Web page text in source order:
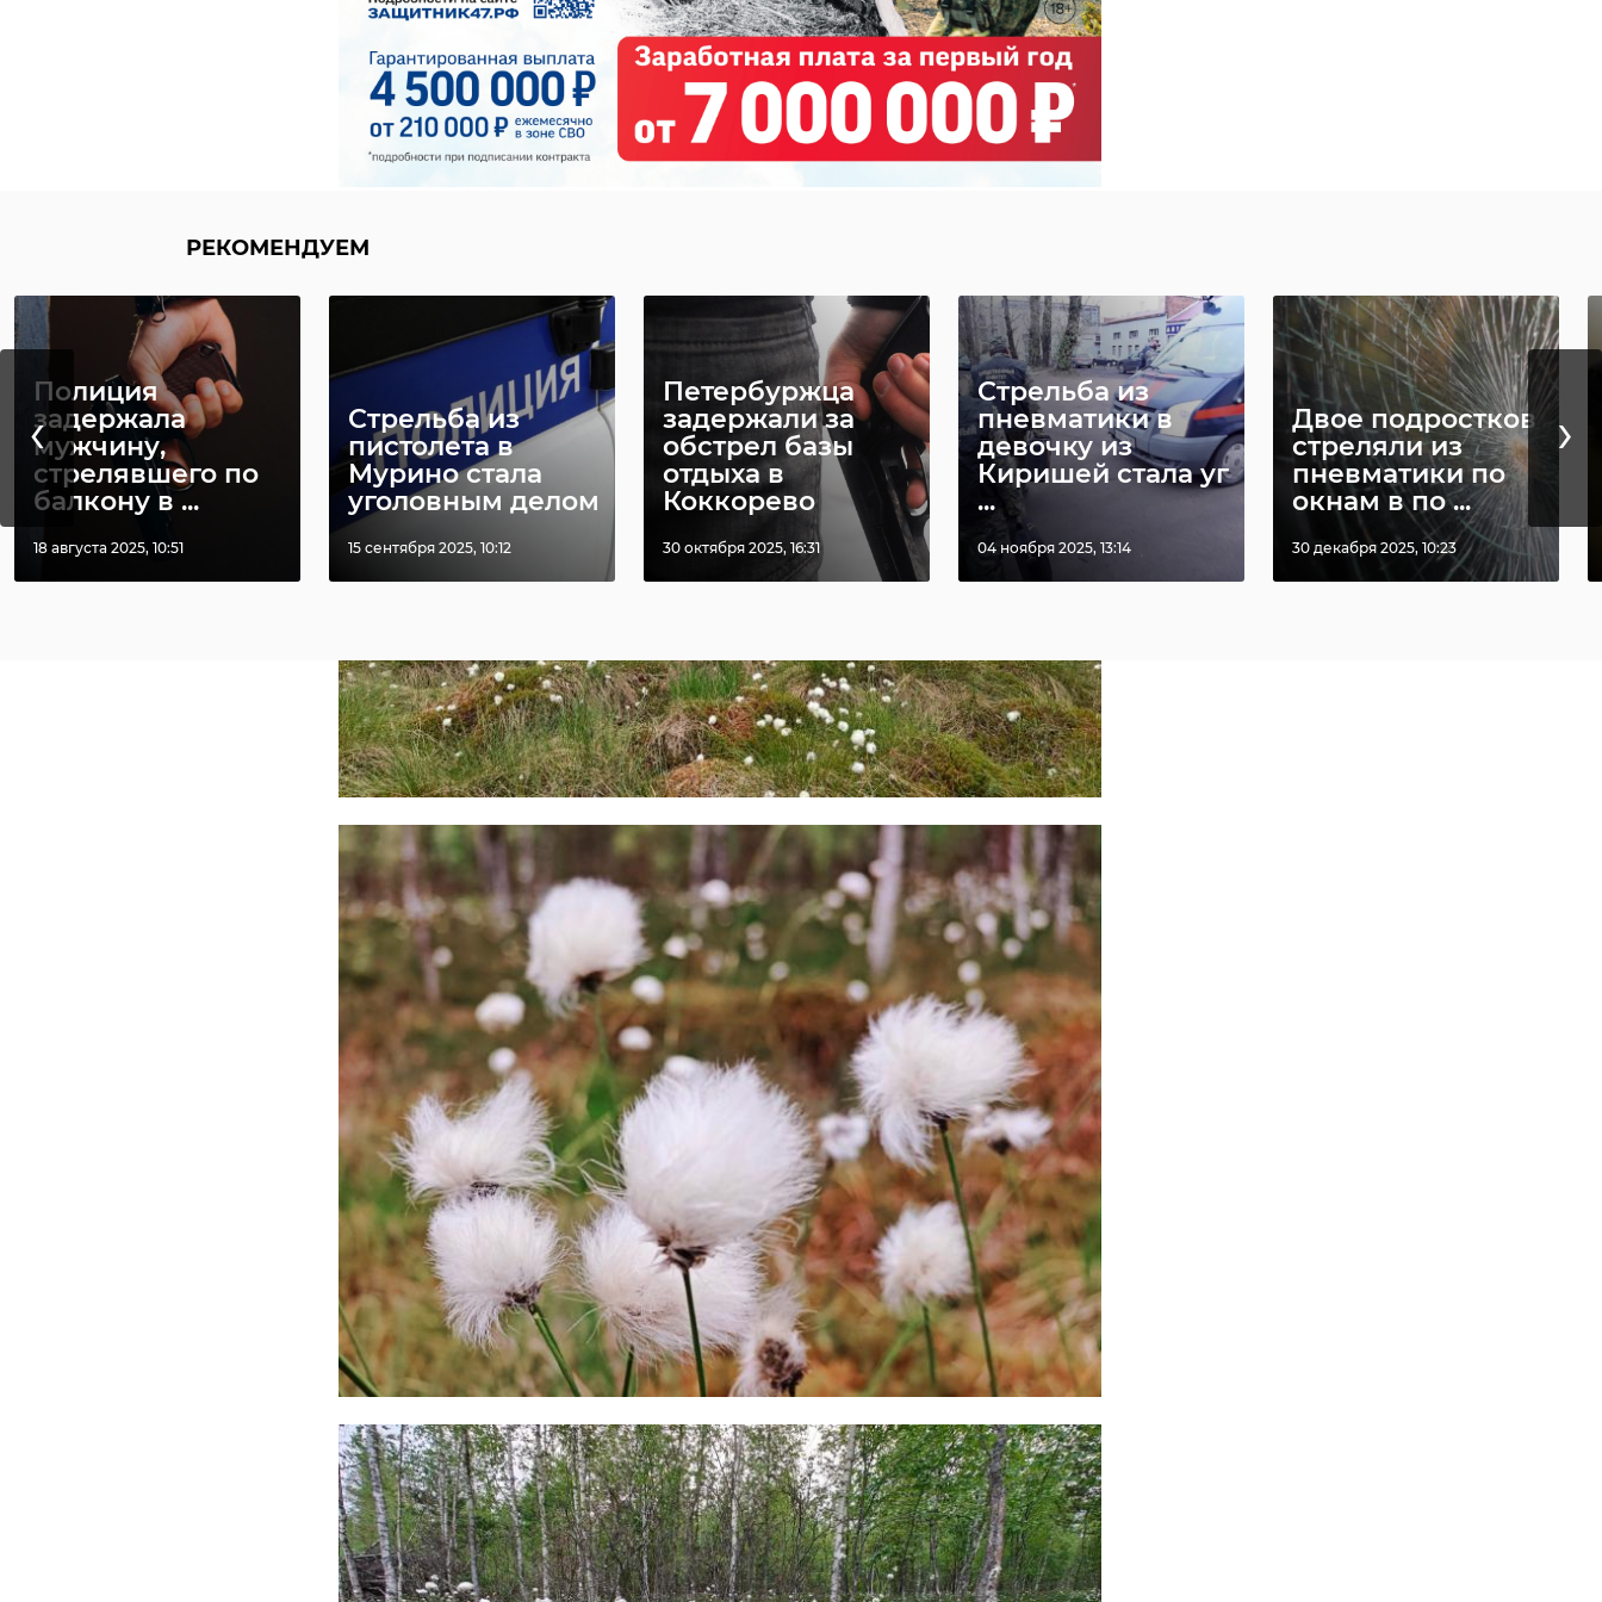
РЕКОМЕНДУЕМ
Полиция
задержала
мужчину,
стрелявшего по
балкону в ...
18 августа 2025, 10:51
Стрельба из
пистолета в
Мурино стала
уголовным делом
15 сентября 2025, 10:12
Петербуржца
задержали за
обстрел базы
отдыха в
Коккорево
30 октября 2025, 16:31
Стрельба из
пневматики в
девочку из
Киришей стала уг
...
04 ноября 2025, 13:14
Двое подростков
стреляли из
пневматики по
окнам в по ...
30 декабря 2025, 10:23
‹ ›